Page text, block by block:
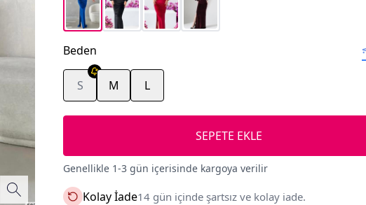
Beden
S M L
SEPETE EKLE
Genellikle 1-3 gün içerisinde kargoya verilir
Kolay İade14 gün içinde şartsız ve kolay iade.